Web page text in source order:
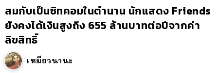
สมกับเป็นซิทคอมในตำนาน นักแสดง Friends
ยังคงได้เงินสูงถึง 655 ล้านบาทต่อปีจากค่า
ลิขสิทธิ์
เหมียวนานะ